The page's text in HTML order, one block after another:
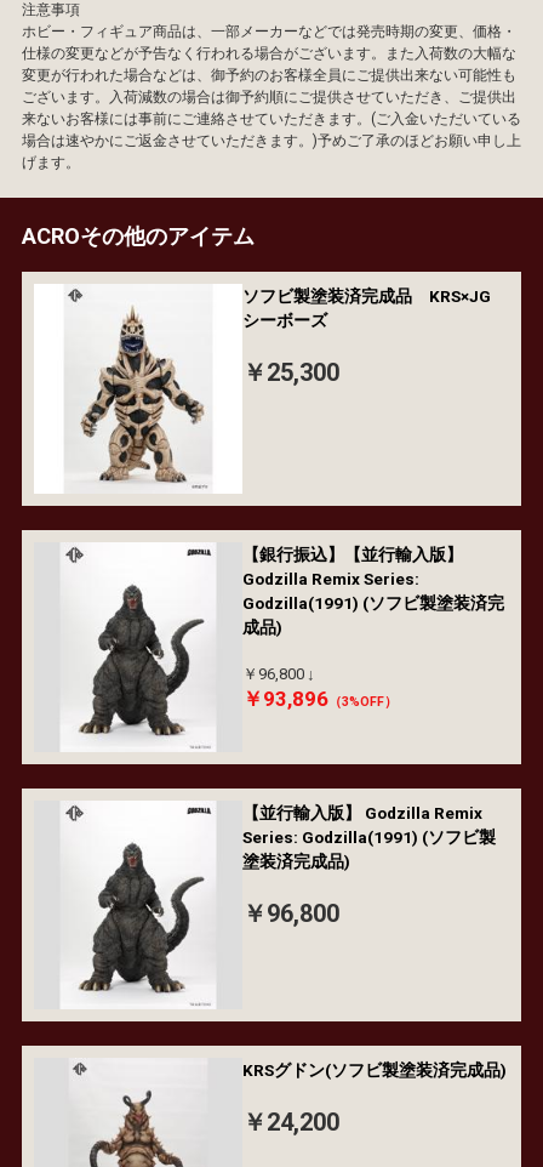
注意事項
ホビー・フィギュア商品は、一部メーカーなどでは発売時期の変更、価格・
仕様の変更などが予告なく行われる場合がございます。また入荷数の大幅な
変更が行われた場合などは、御予約のお客様全員にご提供出来ない可能性も
ございます。入荷減数の場合は御予約順にご提供させていただき、ご提供出
来ないお客様には事前にご連絡させていただきます。(ご入金いただいている
場合は速やかにご返金させていただきます。)予めご了承のほどお願い申し上
げます。
ACROその他のアイテム
ソフビ製塗装済完成品 KRS×JG
シーボーズ
￥25,300
【銀行振込】【並行輸入版】
Godzilla Remix Series:
Godzilla(1991) (ソフビ製塗装済完
成品)
￥96,800
￥93,896 （3%OFF）
【並行輸入版】 Godzilla Remix
Series: Godzilla(1991) (ソフビ製
塗装済完成品)
￥96,800
KRSグドン(ソフビ製塗装済完成品)
￥24,200